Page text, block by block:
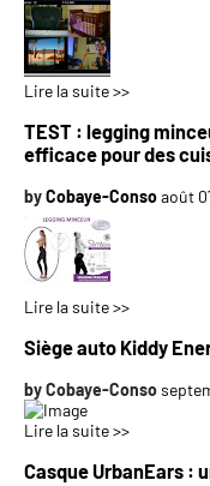
Lire la suite >>
TEST : legging
efficace pour des
byCobaye-Consoaoût
Lire la suite >>
Siège auto Kiddy
byCobaye-Conso
Lire la suite >>
Casque UrbanEars :